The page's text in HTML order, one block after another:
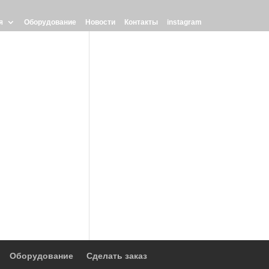
Оборудование Новости Контакты instagram
Оборудование Сделать заказ